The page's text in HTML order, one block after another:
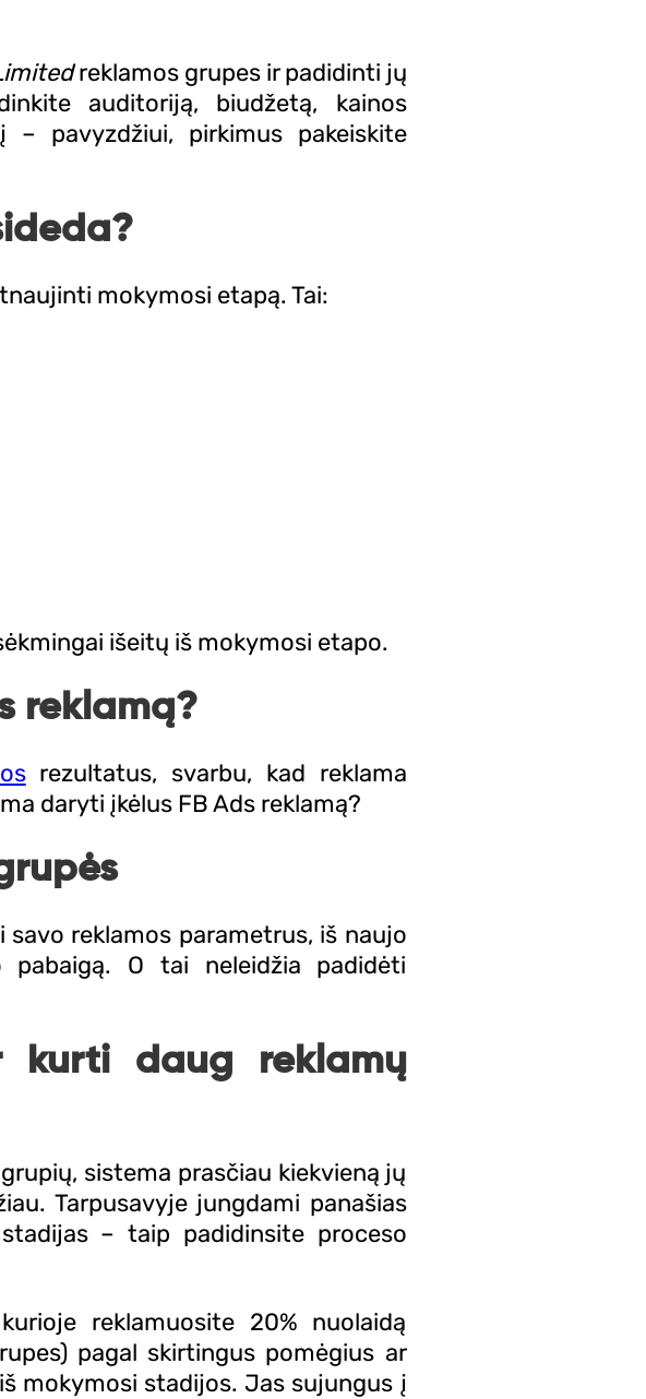
reklamos grupes ir padidinti jų
auditoriją, biudžetą, kainos
pavyzdžiui, pirkimus pakeiskite
mokymosi etapą. Tai:
išeitų iš mokymosi etapo.
reklamą?
rezultatus, svarbu, kad reklama
daryti įkėlus FB Ads reklamą?
reklamos parametrus, iš naujo
O tai neleidžia padidėti
kurti daug reklamų
sistema prasčiau kiekvieną jų
Tarpusavyje jungdami panašias
– taip padidinsite proceso
reklamuosite 20% nuolaidą
pagal skirtingus pomėgius ar
mokymosi stadijos. Jas sujungus į